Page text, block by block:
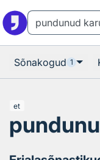
Sõnakogud 1
et